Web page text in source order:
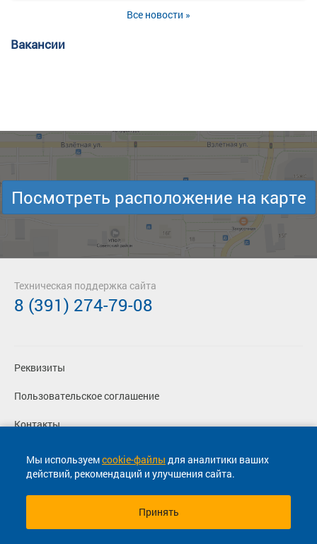
Все новости »
Вакансии
Мы используемcookie-файлы для аналитики ваших
действий, рекомендаций и улучшения сайта.
Принять
Посмотреть расположение на карте
Реквизиты
Пользовательское соглашение
Контакты
Политика конфиденциальности
Перевозчикам
Техническая поддержка сайта
8 (391) 274-79-08
© 2013-2026, ООО "Капитал"- Онлайн сервис продажи